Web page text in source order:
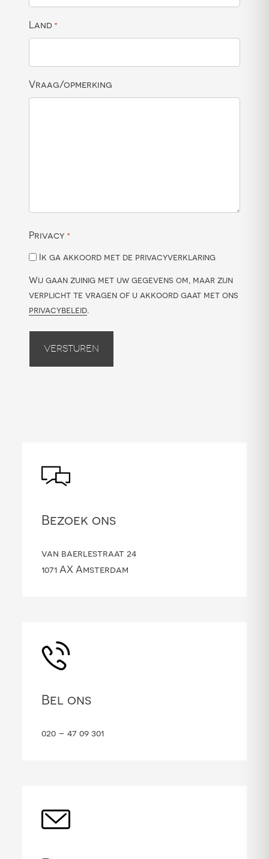
Land *
Vraag/opmerking
Privacy *
Ik ga akkoord met de privacyverklaring
Wij gaan zuinig met uw gegevens om, maar zijn
verplicht te vragen of u akkoord gaat met ons
privacybeleid.
Versturen
Bezoek ons
van baerlestraat 24
1071 AX Amsterdam
Bel ons
020 – 47 09 301